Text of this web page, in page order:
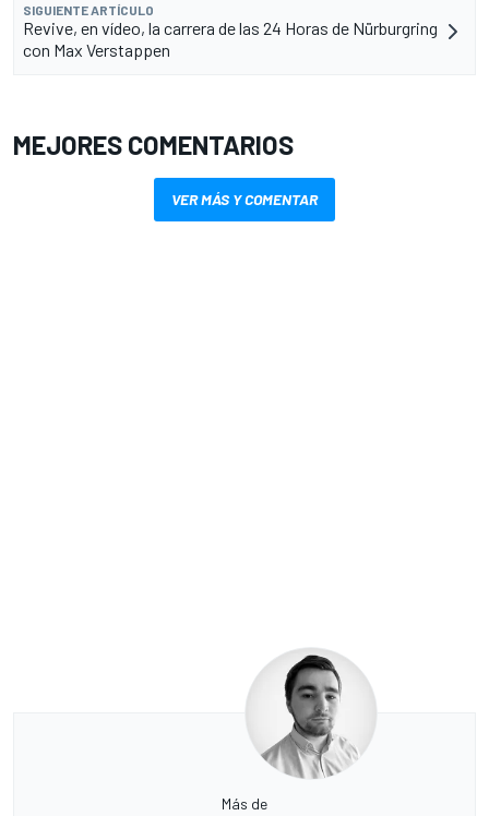
SIGUIENTE ARTÍCULO
Revive, en vídeo, la carrera de las 24 Horas de Nürburgring
con Max Verstappen
MEJORES COMENTARIOS
VER MÁS Y COMENTAR
Más de